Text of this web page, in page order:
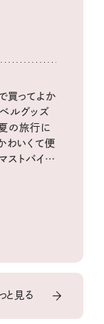
買ってよか
ベルグッズ
の旅行に
わいくて便
ストバイア
と見る